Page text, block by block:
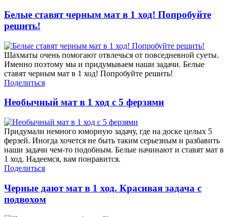
Белые ставят черным мат в 1 ход! Попробуйте
решить!
Шахматы очень помогают отвлечься от повседневной суеты.
Именно поэтому мы и придумываем наши задачи. Белые
ставят черным мат в 1 ход! Попробуйте решить!
Поделиться
Необычный мат в 1 ход с 5 ферзями
Придумали немного юморную задачу, где на доске целых 5
ферзей. Иногда хочется не быть таким серьезным и разбавить
наши задачи чем-то подобным. Белые начинают и ставят мат в
1 ход. Надеемся, вам понравится.
Поделиться
Черные дают мат в 1 ход. Красивая задача с
подвохом